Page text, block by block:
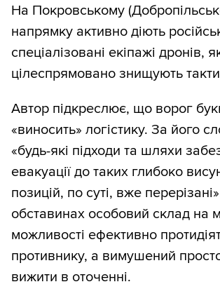
На Покровському
напрямку активно діють
спеціалізовані екіпажі дронів,
цілеспрямовано знищують
Автор підкреслює, що ворог
«виносить» логістику. За його
«будь-які підходи та шляхи
евакуації до таких глибоко
позицій, по суті, вже
обставинах особовий склад на
можливості ефективно
противнику, а вимушений
вижити в оточенні.